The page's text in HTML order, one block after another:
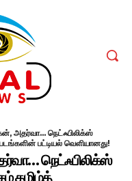
அதர்வா... நெட்ஃபிலிக்ஸ்
பட்டியல் வெளியானது!
நெட்ஃபிலிக்ஸ்
தமிழ்த்